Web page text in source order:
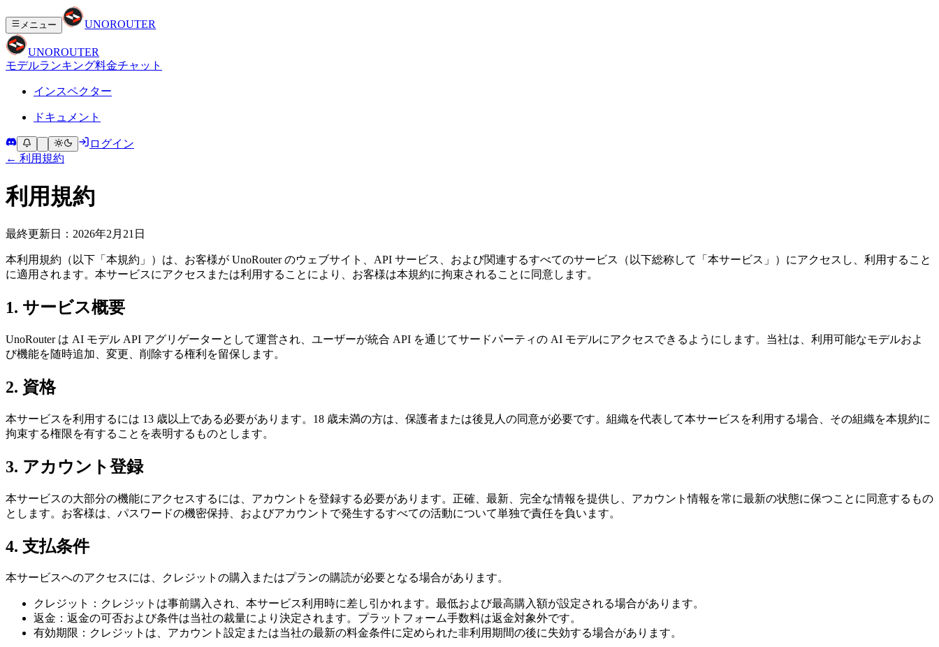
メニュー UNOROUTER
UNOROUTER
モデルランキング料金チャット
インスペクター
ドキュメント
ログイン
← 利用規約
利用規約
最終更新日：2026年2月21日
本利用規約（以下「本規約」）は、お客様が UnoRouter のウェブサイト、API サービス、および関連するすべてのサービス（以下総称して「本サービス」）にアクセスし、利用すること
に適用されます。本サービスにアクセスまたは利用することにより、お客様は本規約に拘束されることに同意します。
1. サービス概要
UnoRouter は AI モデル API アグリゲーターとして運営され、ユーザーが統合 API を通じてサードパーティの AI モデルにアクセスできるようにします。当社は、利用可能なモデルおよ
び機能を随時追加、変更、削除する権利を留保します。
2. 資格
本サービスを利用するには 13 歳以上である必要があります。18 歳未満の方は、保護者または後見人の同意が必要です。組織を代表して本サービスを利用する場合、その組織を本規約に
拘束する権限を有することを表明するものとします。
3. アカウント登録
本サービスの大部分の機能にアクセスするには、アカウントを登録する必要があります。正確、最新、完全な情報を提供し、アカウント情報を常に最新の状態に保つことに同意するもの
とします。お客様は、パスワードの機密保持、およびアカウントで発生するすべての活動について単独で責任を負います。
4. 支払条件
本サービスへのアクセスには、クレジットの購入またはプランの購読が必要となる場合があります。
クレジット：クレジットは事前購入され、本サービス利用時に差し引かれます。最低および最高購入額が設定される場合があります。
返金：返金の可否および条件は当社の裁量により決定されます。プラットフォーム手数料は返金対象外です。
有効期限：クレジットは、アカウント設定または当社の最新の料金条件に定められた非利用期間の後に失効する場合があります。